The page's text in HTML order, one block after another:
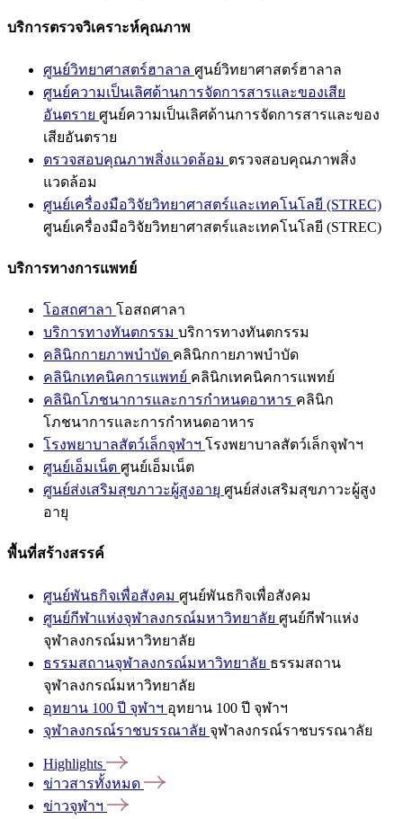
บริการตรวจวิเคราะห์คุณภาพ
ศูนย์วิทยาศาสตร์ฮาลาล ศูนย์วิทยาศาสตร์ฮาลาล
ศูนย์ความเป็นเลิศด้านการจัดการสารและของเสีย
อันตราย ศูนย์ความเป็นเลิศด้านการจัดการสารและของ
เสียอันตราย
ตรวจสอบคุณภาพสิ่งแวดล้อม ตรวจสอบคุณภาพสิ่ง
แวดล้อม
ศูนย์เครื่องมือวิจัยวิทยาศาสตร์และเทคโนโลยี (STREC)
ศูนย์เครื่องมือวิจัยวิทยาศาสตร์และเทคโนโลยี (STREC)
บริการทางการแพทย์
โอสถศาลา โอสถศาลา
บริการทางทันตกรรม บริการทางทันตกรรม
คลินิกกายภาพบำบัด คลินิกกายภาพบำบัด
คลินิกเทคนิคการแพทย์ คลินิกเทคนิคการแพทย์
คลินิกโภชนาการและการกำหนดอาหาร คลินิก
โภชนาการและการกำหนดอาหาร
โรงพยาบาลสัตว์เล็กจุฬาฯ โรงพยาบาลสัตว์เล็กจุฬาฯ
ศูนย์เอ็มเน็ต ศูนย์เอ็มเน็ต
ศูนย์ส่งเสริมสุขภาวะผู้สูงอายุ ศูนย์ส่งเสริมสุขภาวะผู้สูง
อายุ
พื้นที่สร้างสรรค์
ศูนย์พันธกิจเพื่อสังคม ศูนย์พันธกิจเพื่อสังคม
ศูนย์กีฬาแห่งจุฬาลงกรณ์มหาวิทยาลัย ศูนย์กีฬาแห่ง
จุฬาลงกรณ์มหาวิทยาลัย
ธรรมสถานจุฬาลงกรณ์มหาวิทยาลัย ธรรมสถาน
จุฬาลงกรณ์มหาวิทยาลัย
อุทยาน 100 ปี จุฬาฯ อุทยาน 100 ปี จุฬาฯ
จุฬาลงกรณ์ราชบรรณาลัย จุฬาลงกรณ์ราชบรรณาลัย
Highlights
ข่าวสารทั้งหมด
ข่าวจุฬาฯ